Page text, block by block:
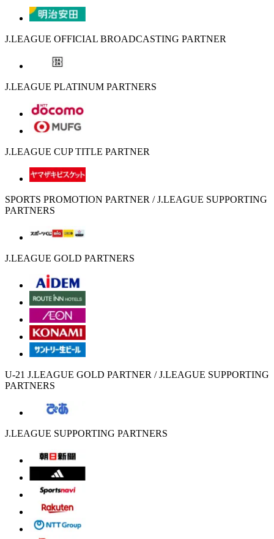
J.LEAGUE OFFICIAL BROADCASTING PARTNER
J.LEAGUE PLATINUM PARTNERS
J.LEAGUE CUP TITLE PARTNER
SPORTS PROMOTION PARTNER / J.LEAGUE SUPPORTING
PARTNERS
J.LEAGUE GOLD PARTNERS
U-21 J.LEAGUE GOLD PARTNER / J.LEAGUE SUPPORTING
PARTNERS
J.LEAGUE SUPPORTING PARTNERS